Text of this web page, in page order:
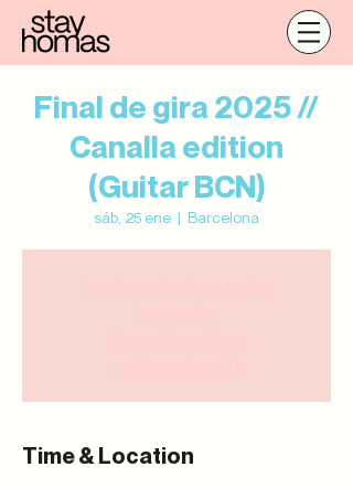
Final de gira 2025 //
Canalla edition
(Guitar BCN)
sáb, 25 ene
  |
Barcelona
Time & Location